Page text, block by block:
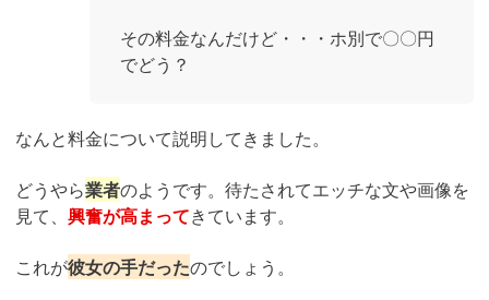
その料金なんだけど・・・ホ別で〇〇円
でどう？
なんと料金について説明してきました。
どうやら業者のようです。待たされてエッチな文や画像を
見て、 興奮が高まってきています。
これが彼女の手だったのでしょう。